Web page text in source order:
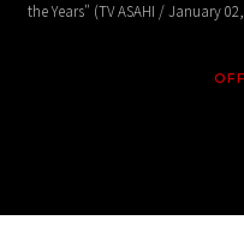
the Years" (TV ASAHI / January